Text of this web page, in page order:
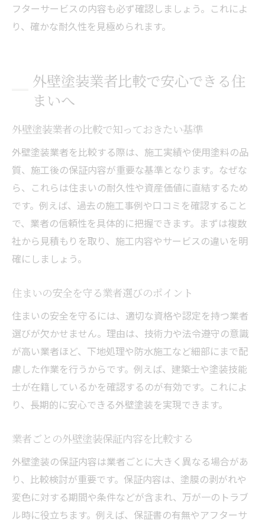
フターサービスの内容も必ず確認しましょう。これによ
り、確かな耐久性を見極められます。
外壁塗装業者比較で安心できる住
まいへ
外壁塗装業者の比較で知っておきたい基準
外壁塗装業者を比較する際は、施工実績や使用塗料の品
質、施工後の保証内容が重要な基準となります。なぜな
ら、これらは住まいの耐久性や資産価値に直結するため
です。例えば、過去の施工事例や口コミを確認すること
で、業者の信頼性を具体的に把握できます。まずは複数
社から見積もりを取り、施工内容やサービスの違いを明
確にしましょう。
住まいの安全を守る業者選びのポイント
住まいの安全を守るには、適切な資格や認定を持つ業者
選びが欠かせません。理由は、技術力や法令遵守の意識
が高い業者ほど、下地処理や防水施工など細部にまで配
慮した作業を行うからです。例えば、建築士や塗装技能
士が在籍しているかを確認するのが有効です。これによ
り、長期的に安心できる外壁塗装を実現できます。
業者ごとの外壁塗装保証内容を比較する
外壁塗装の保証内容は業者ごとに大きく異なる場合があ
り、比較検討が重要です。保証内容は、塗膜の剥がれや
変色に対する期間や条件などが含まれ、万が一のトラブ
ル時に役立ちます。例えば、保証書の有無やアフターサ